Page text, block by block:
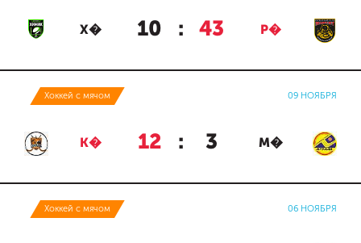
Х� 10 : 43 Р�
Хоккей с мячом 09 НОЯБРЯ
К� 12 : 3 М�
Хоккей с мячом 06 НОЯБРЯ